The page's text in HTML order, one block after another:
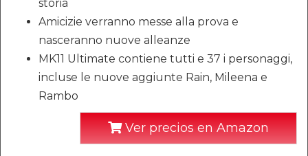
storia
Amicizie verranno messe alla prova e
nasceranno nuove alleanze
MK11 Ultimate contiene tutti e 37 i personaggi,
incluse le nuove aggiunte Rain, Mileena e
Rambo
Ver precios en Amazon